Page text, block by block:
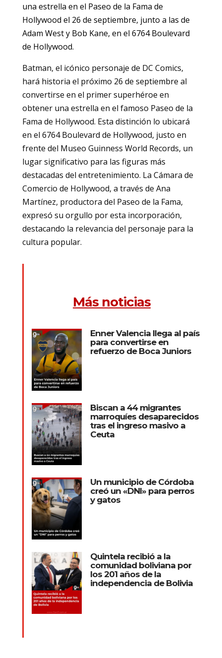
una estrella en el Paseo de la Fama de
Hollywood el 26 de septiembre, junto a las de
Adam West y Bob Kane, en el 6764 Boulevard
de Hollywood.
Batman, el icónico personaje de DC Comics,
hará historia el próximo 26 de septiembre al
convertirse en el primer superhéroe en
obtener una estrella en el famoso Paseo de la
Fama de Hollywood. Esta distinción lo ubicará
en el 6764 Boulevard de Hollywood, justo en
frente del Museo Guinness World Records, un
lugar significativo para las figuras más
destacadas del entretenimiento. La Cámara de
Comercio de Hollywood, a través de Ana
Martínez, productora del Paseo de la Fama,
expresó su orgullo por esta incorporación,
destacando la relevancia del personaje para la
cultura popular.
Más noticias
Enner Valencia llega al país
para convertirse en
refuerzo de Boca Juniors
Biscan a 44 migrantes
marroquíes desaparecidos
tras el ingreso masivo a
Ceuta
Un municipio de Córdoba
creó un «DNI» para perros
y gatos
Quintela recibió a la
comunidad boliviana por
los 201 años de la
independencia de Bolivia